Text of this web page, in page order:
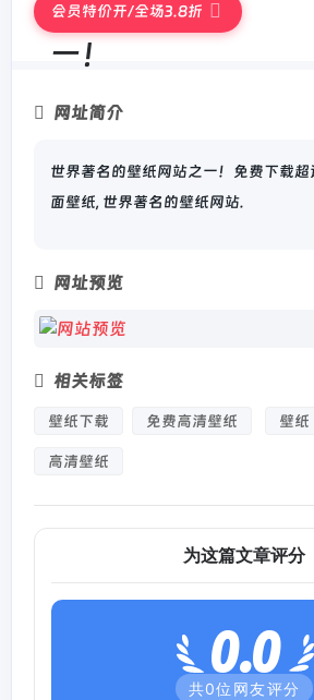
会员特价开/全场3.8折
网址简介
世界著名的壁纸网站之一！免费下载
面壁纸, 世界著名的壁纸网站.
网址预览
相关标签
壁纸下载 免费高清壁纸 壁纸
高清壁纸
为这篇文章评分
0.0
共0位网友评分